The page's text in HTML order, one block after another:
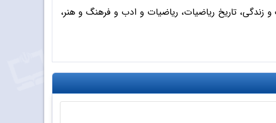
زندگی، تاریخ ریاضیات، ریاضیات و ادب و فرهنگ و هنر،